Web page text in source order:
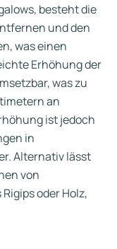
besteht die
und den
was einen
Erhöhung der
was zu
an
ist jedoch
in
Alternativ lässt
von
oder Holz,